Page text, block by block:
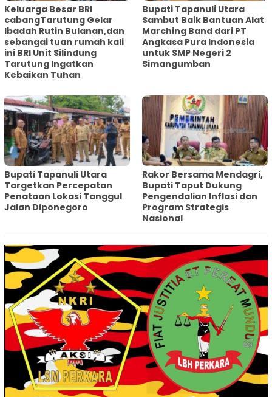
Keluarga Besar BRI
cabangTarutung Gelar
Ibadah Rutin Bulanan,dan
sebangai tuan rumah kali
ini BRI Unit Silindung
Tarutung Ingatkan
Kebaikan Tuhan
Bupati Tapanuli Utara
Sambut Baik Bantuan Alat
Marching Band dari PT
Angkasa Pura Indonesia
untuk SMP Negeri 2
Simangumban
‎Bupati Tapanuli Utara
Targetkan Percepatan
Penataan Lokasi Tanggul
Jalan Diponegoro
Rakor Bersama Mendagri,
Bupati Taput Dukung
Pengendalian Inflasi dan
Program Strategis
Nasional‎